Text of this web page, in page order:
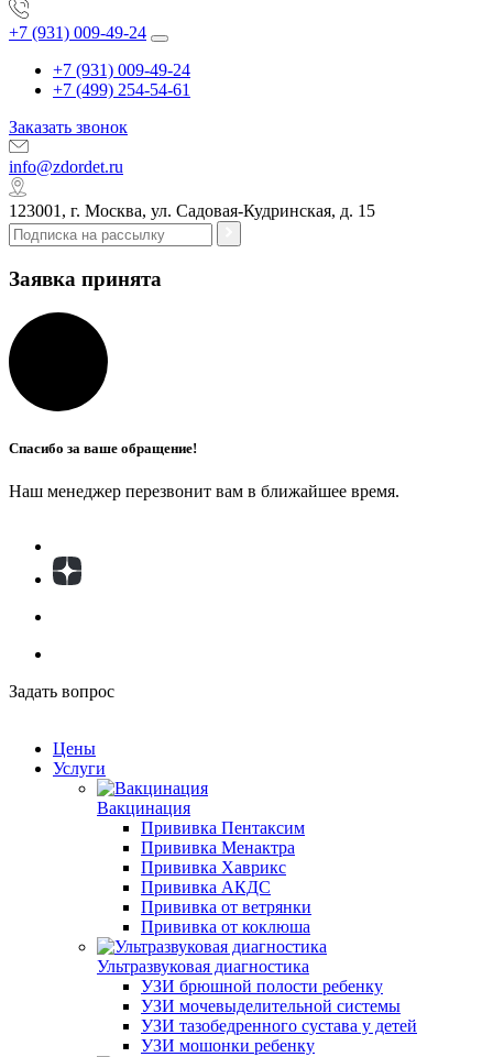
+7 (931) 009-49-24
+7 (931) 009-49-24
+7 (499) 254-54-61
Заказать звонок
info@zdordet.ru
123001, г. Москва, ул. Садовая-Кудринская, д. 15
Заявка принята
Спасибо за ваше обращение!
Наш менеджер перезвонит вам в ближайшее время.
Задать вопрос
Цены
Услуги
Вакцинация
Прививка Пентаксим
Прививка Менактра
Прививка Хаврикс
Прививка АКДС
Прививка от ветрянки
Прививка от коклюша
Ультразвуковая диагностика
УЗИ брюшной полости ребенку
УЗИ мочевыделительной системы
УЗИ тазобедренного сустава у детей
УЗИ мошонки ребенку